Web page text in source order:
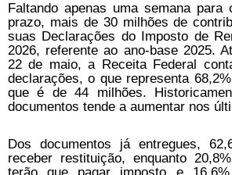
Faltando apenas uma semana para
prazo, mais de 30 milhões de
suas Declarações do Imposto de
2026, referente ao ano-base 2025.
22 de maio, a Receita Federal
declarações, o que representa
que é de 44 milhões.
documentos tende a aumentar nos
Dos documentos já entregues,
receber restituição, enquanto